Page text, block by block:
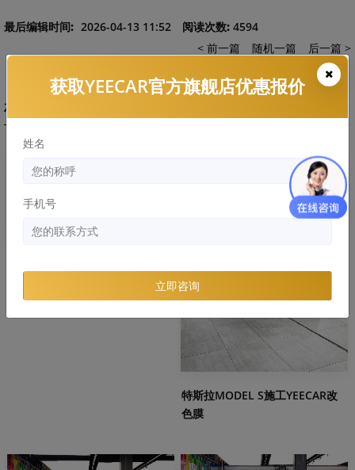
最后编辑时间: 2026-04-13 11:52 阅读次数:4594
< 前一篇
随机一篇 后一篇 >
相关案例
特斯拉MODEL S施工YEECAR改
色膜
获取YEECAR官方旗舰店优惠报价
姓名
手机号
立即咨询